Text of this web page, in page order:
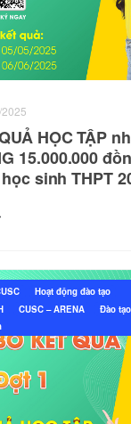
HỌC TẬP
15.000.000
sinh THPT
Hoạt động đào tạo
CUSC – ARENA
Đào tạo